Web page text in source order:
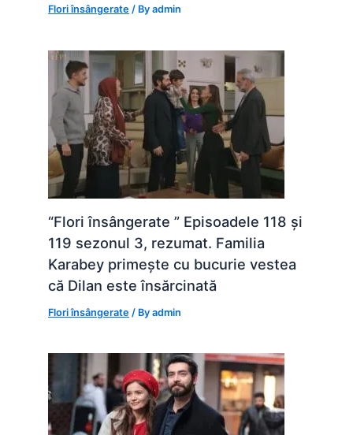
Flori însângerate / Byadmin
“Flori însângerate ” Episoadele 118 și
119 sezonul 3, rezumat. Familia
Karabey primește cu bucurie vestea
că Dilan este însărcinată
Flori însângerate / Byadmin